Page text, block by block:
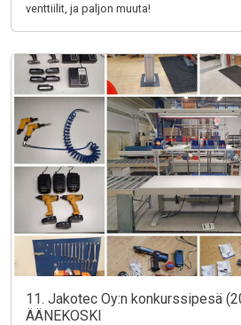
venttiilit, ja paljon muuta!
11. Jakotec Oy:n konkurssipesä
ÄÄNEKOSKI